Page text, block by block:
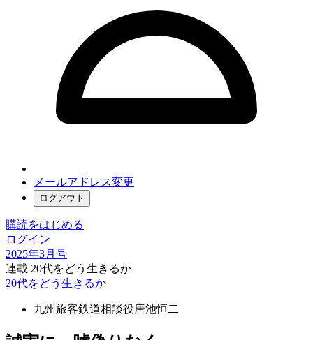
メールアドレス変更
ログアウト
購読をはじめる
ログイン
2025年3月号
連載 20代をどう生きるか
20代をどう生きるか
九州旅客鉄道相談役唐池恒二